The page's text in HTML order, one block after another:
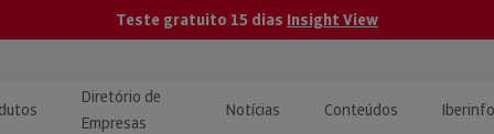
Teste gratuito 15 dias Insight View
Diretório de
Empresas
Notícias Conteúdos